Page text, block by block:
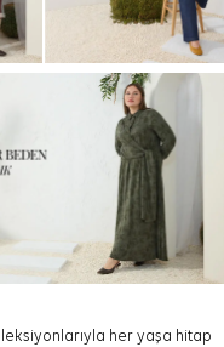
her yaşa hitap